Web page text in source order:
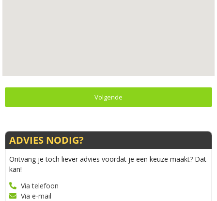
Volgende
ADVIES NODIG?
Ontvang je toch liever advies voordat je een keuze maakt? Dat
kan!
Via telefoon
Via e-mail